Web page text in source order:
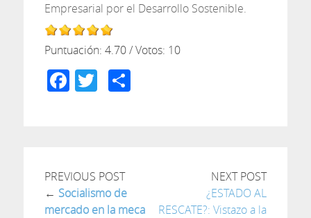
Empresarial por el Desarrollo Sostenible.
Puntuación: 4.70/ Votos: 10
Facebook
TwitterCompartir
PREVIOUS POST
← Socialismo de
mercado en la meca
NEXT POST
¿ESTADO AL
RESCATE?: Vistazo a la